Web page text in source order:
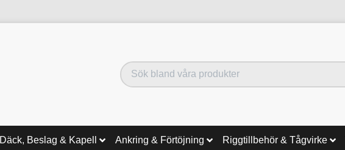
Däck, Beslag & Kapell Ankring & Förtöjning Riggtillbehör & Tågvirke